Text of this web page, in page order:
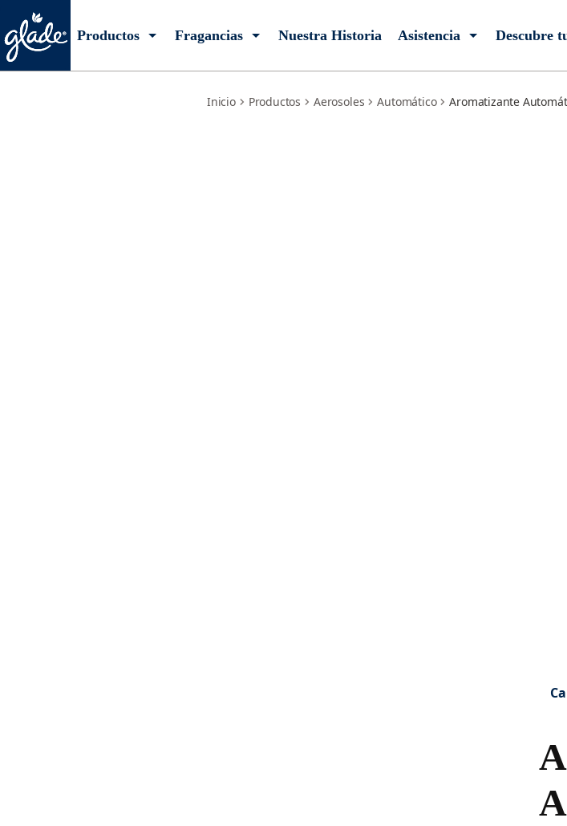
Productos Fragancias Nuestra Historia Asistencia Descubre
Inicio Productos Aerosoles Automático Aromatizante